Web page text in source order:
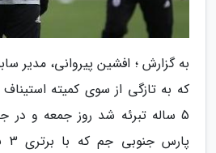
به گزارش ؛ افشین پیروانی، مدیر
که به تازگی از سوی کمیته
5 ساله تبرئه شد روز جمعه و در